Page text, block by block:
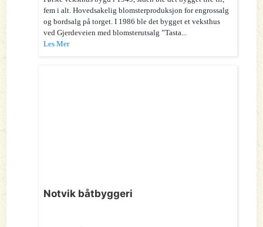
fem i alt. Hovedsakelig blomsterproduksjon for engrossalg
og bordsalg på torget. I 1986 ble det bygget et veksthus
ved Gjerdeveien med blomsterutsalg ”Tasta...
Les Mer
Notvik båtbyggeri